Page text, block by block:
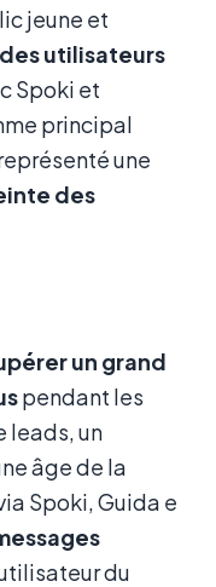
jeune et
utilisateurs
Spoki et
principal
une
des
un grand
pendant les
leads, un
âge de la
Spoki, Guida e
du